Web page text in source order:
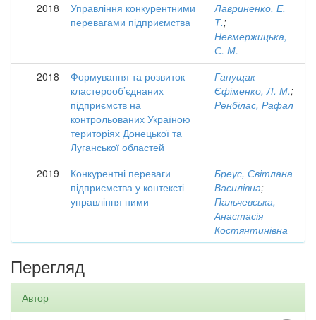
2018
Управління конкурентними
перевагами підприємства
Лавриненко, Е.
Т.;
Невмержицька,
С. М.
2018
Формування та розвиток
кластерооб’єднаних
підприємств на
контрольованих Україною
територіях Донецької та
Луганської областей
Ганущак-
Єфіменко, Л. М.;
Ренбілас, Рафал
2019
Конкурентні переваги
підприємства у контексті
управління ними
Бреус, Світлана
Василівна;
Пальчевська,
Анастасія
Костянтинівна
Перегляд
Автор